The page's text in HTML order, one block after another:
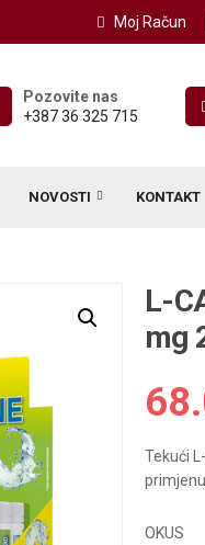
Moj Račun
Pozovite nas
+387 36 325 715
NOVOSTI KONTAKT
L-
mg
Tekući
primjenu.
OKUS